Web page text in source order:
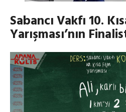
Sabancı Vakfı 10.
Yarışması’nın